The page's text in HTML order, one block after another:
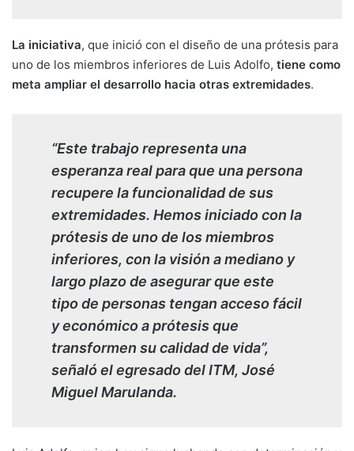
La iniciativa, que inició con el diseño de una prótesis para
uno de los miembros inferiores de Luis Adolfo, tiene como
meta ampliar el desarrollo hacia otras extremidades.
“Este trabajo representa una
esperanza real para que una persona
recupere la funcionalidad de sus
extremidades. Hemos iniciado con la
prótesis de uno de los miembros
inferiores, con la visión a mediano y
largo plazo de asegurar que este
tipo de personas tengan acceso fácil
y económico a prótesis que
transformen su calidad de vida”,
señaló el egresado del ITM, José
Miguel Marulanda.